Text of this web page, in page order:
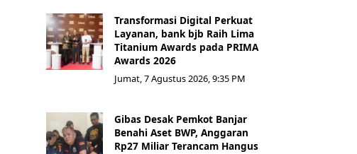
Transformasi Digital Perkuat
Layanan, bank bjb Raih Lima
Titanium Awards pada PRIMA
Awards 2026
Jumat, 7 Agustus 2026, 9:35 PM
Gibas Desak Pemkot Banjar
Benahi Aset BWP, Anggaran
Rp27 Miliar Terancam Hangus